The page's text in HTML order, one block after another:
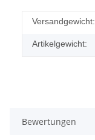
Versandgewicht:
Artikelgewicht:
Bewertungen